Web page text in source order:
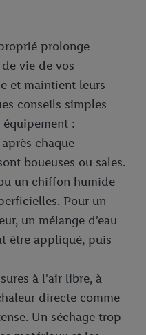
prolonge
vie de vos
et maintient leurs
conseils simples
:
chaque
boueuses ou sales.
un chiffon humide
Pour un
un mélange d'eau
être appliqué, puis
à l'air libre, à
directe comme
Un séchage trop
de plus amples
à tout moment avec effet
relative à la protection des
ici.